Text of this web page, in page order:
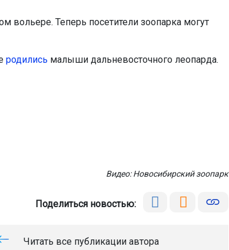
вольере. Теперь посетители зоопарка могут
родились малыши дальневосточного леопарда.
Видео: Новосибирский зоопарк
Поделиться новостью:
Читать все публикации автора